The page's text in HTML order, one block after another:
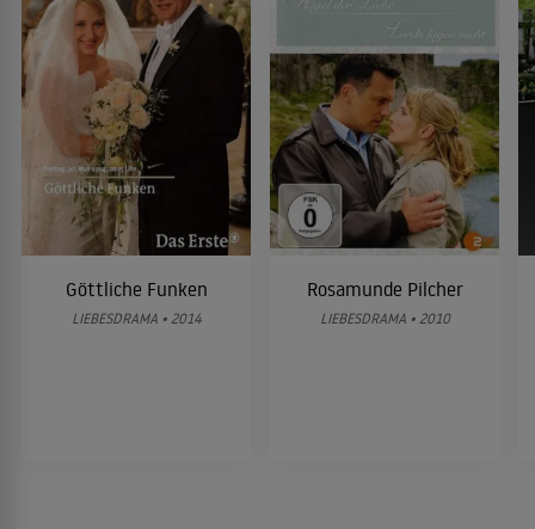
Göttliche Funken
LIEBESDRAMA • 2014
Rosamunde Pilcher
LIEBESDRAMA • 2010